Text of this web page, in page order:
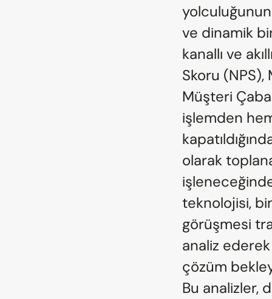
ve dinamik
kanallı ve
Skoru
Müşteri
işlemden
olarak
teknolojisi,
görüşmesi
analiz
çözüm
Bu analizler,